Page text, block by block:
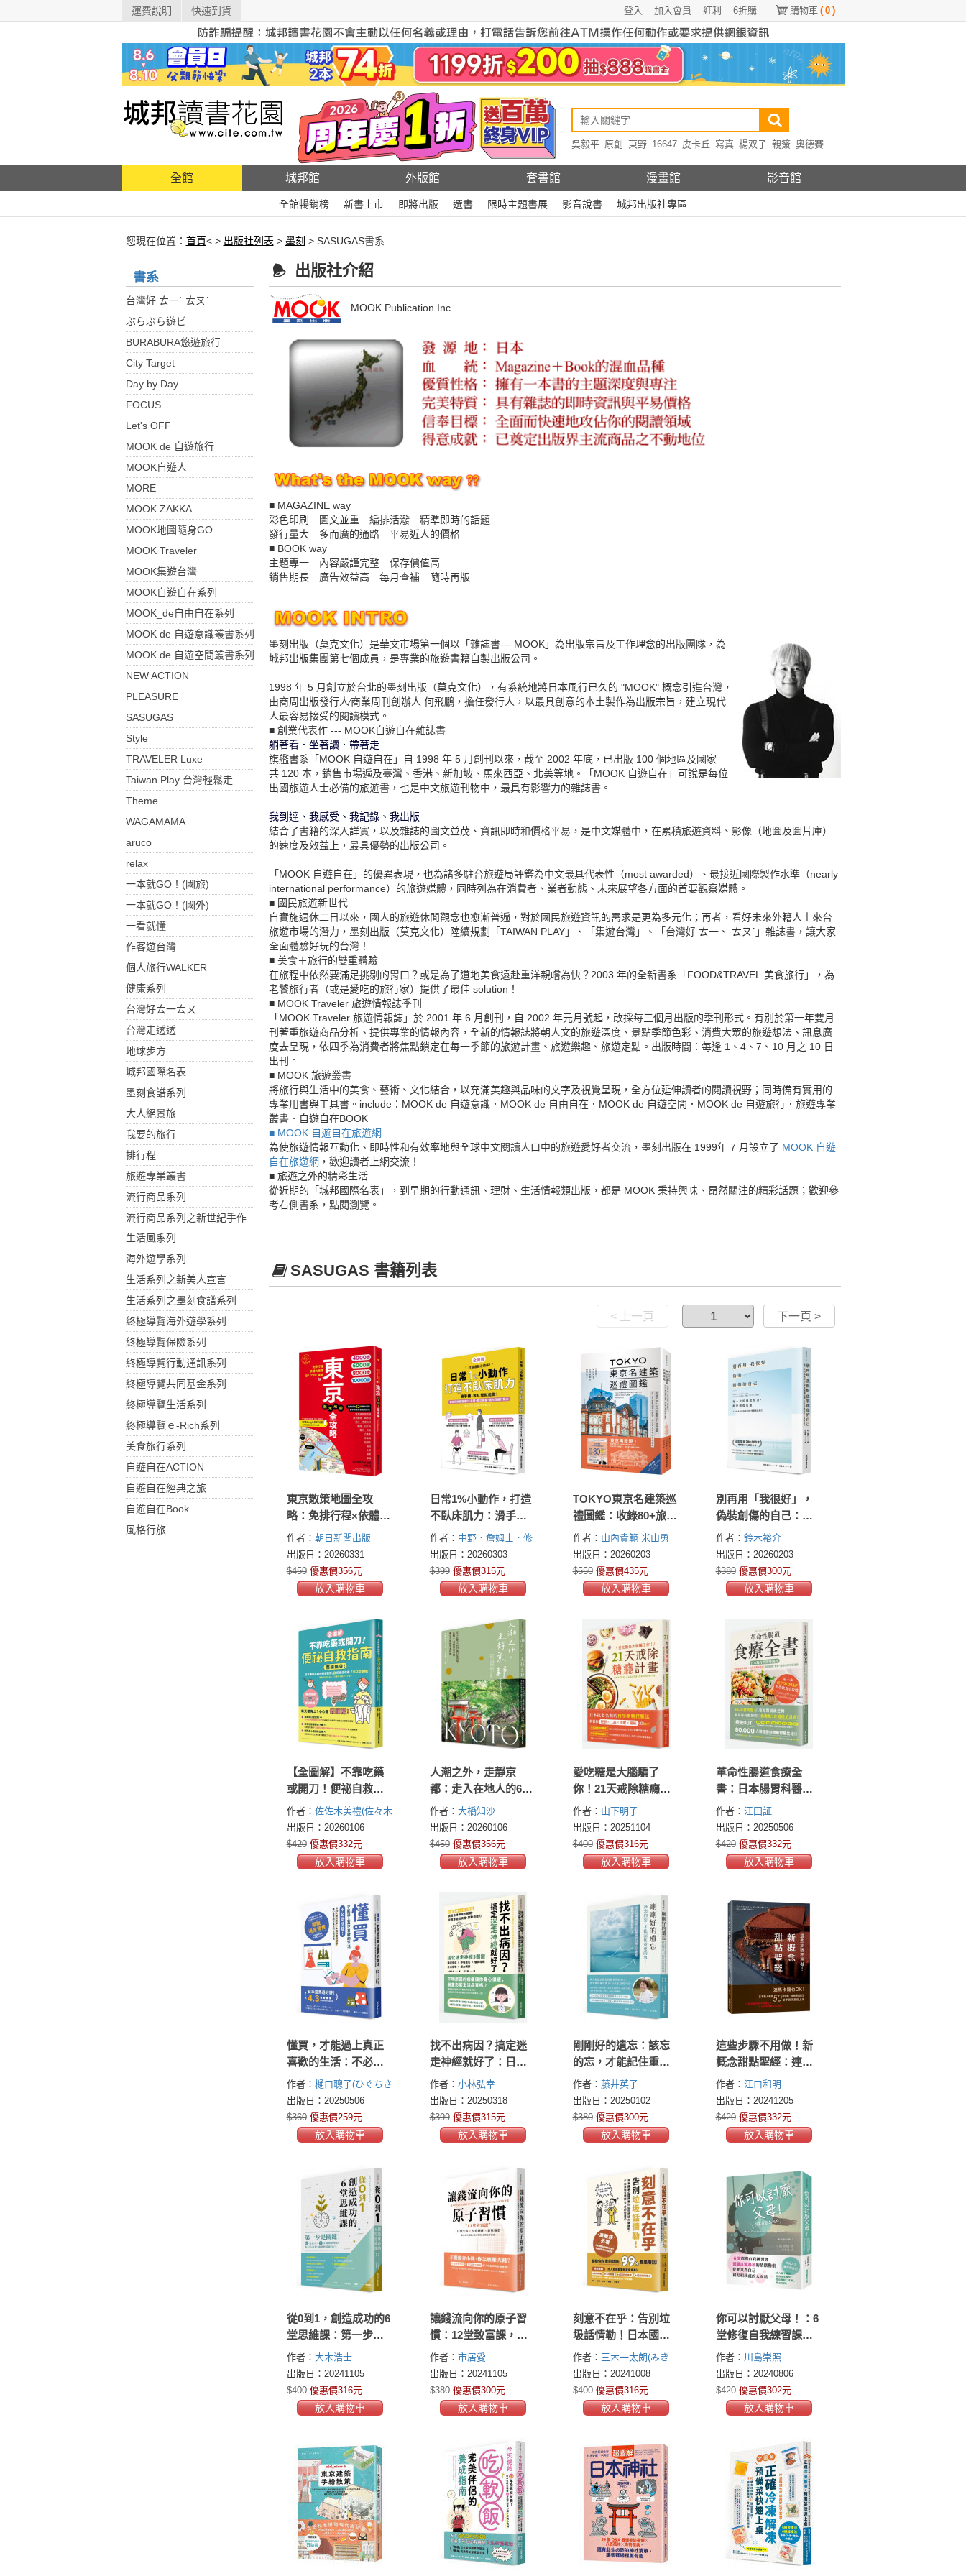
運費說明 快速到貨 購物車 ( 0 )
6折購
紅利
加入會員
登入
吳毅平 原創 東野 16647 皮卡丘 寫真 楊双子 親簽 奧德賽
全館 城邦館 外版館 套書館 漫畫館 影音館
全館暢銷榜 新書上市 即將出版 選書 限時主題書展 影音說書 城邦出版社專區
您現在位置： 首頁< > 出版社列表 > 墨刻 > SASUGAS書系
書系
台灣好 ㄊㄧˋ ㄊㄡˊ
ぶらぶら遊ビ
BURABURA悠遊旅行
City Target
Day by Day
FOCUS
Let's OFF
MOOK de 自遊旅行
MOOK自遊人
MORE
MOOK ZAKKA
MOOK地圖隨身GO
MOOK Traveler
MOOK集遊台灣
MOOK自遊自在系列
MOOK_de自由自在系列
MOOK de 自遊意識叢書系列
MOOK de 自遊空間叢書系列
NEW ACTION
PLEASURE
SASUGAS
Style
TRAVELER Luxe
Taiwan Play 台灣輕鬆走
Theme
WAGAMAMA
aruco
relax
一本就GO！(國旅)
一本就GO！(國外)
一看就懂
作客遊台灣
個人旅行WALKER
健康系列
台灣好ㄊ一ㄊㄡ
台灣走透透
地球步方
城邦國際名表
墨刻食譜系列
大人絕景旅
我要的旅行
排行程
旅遊專業叢書
流行商品系列
流行商品系列之新世紀手作
生活風系列
海外遊學系列
生活系列之新美人宣言
生活系列之墨刻食譜系列
終極導覽海外遊學系列
終極導覽保險系列
終極導覽行動通訊系列
終極導覽共同基金系列
終極導覽生活系列
終極導覽ｅ-Rich系列
美食旅行系列
自遊自在ACTION
自遊自在經典之旅
自遊自在Book
風格行旅
出版社介紹
MOOK Publication Inc.
■ MAGAZINE way
彩色印刷 圖文並重 編排活潑 精準即時的話題
發行量大 多而廣的通路 平易近人的價格
■ BOOK way
主題專一 內容嚴謹完整 保存價值高
銷售期長 廣告效益高 每月查補 隨時再版
墨刻出版（莫克文化）是華文市場第一個以「雜誌書--- MOOK」為出版宗旨及工作理念的出版團隊，為
城邦出版集團第七個成員，是專業的旅遊書籍自製出版公司。
1998 年 5 月創立於台北的墨刻出版（莫克文化），有系統地將日本風行已久的 "MOOK" 概念引進台灣，
由商周出版發行人∕商業周刊創辦人 何飛鵬，擔任發行人，以最具創意的本土製作為出版宗旨，建立現代
人最容易接受的閱讀模式。
■ 創業代表作 --- MOOK自遊自在雜誌書
躺著看．坐著讀．帶著走
旗艦書系「MOOK 自遊自在」自 1998 年 5 月創刊以來，截至 2002 年底，已出版 100 個地區及國家
共 120 本，銷售市場遍及臺灣、香港、新加坡、馬來西亞、北美等地。「MOOK 自遊自在」可說是每位
出國旅遊人士必備的旅遊書，也是中文旅遊刊物中，最具有影響力的雜誌書。
我到達、我感受、我記錄、我出版
結合了書籍的深入詳實，以及雜誌的圖文並茂、資訊即時和價格平易，是中文媒體中，在累積旅遊資料、影像（地圖及圖片庫）
的速度及效益上，最具優勢的出版公司。
「MOOK 自遊自在」的優異表現，也為諸多駐台旅遊局評鑑為中文最具代表性（most awarded）、最接近國際製作水準（nearly
international performance）的旅遊媒體，同時列為在消費者、業者動態、未來展望各方面的首要觀察媒體。
■ 國民旅遊新世代
自實施週休二日以來，國人的旅遊休閒觀念也愈漸普遍，對於國民旅遊資訊的需求是更為多元化；再者，看好未來外籍人士來台
旅遊市場的潛力，墨刻出版（莫克文化）陸續規劃「TAIWAN PLAY」、「集遊台灣」、「台灣好 ㄊ一、 ㄊㄡˊ」雜誌書，讓大家
全面體驗好玩的台灣！
■ 美食＋旅行的雙重體驗
在旅程中依然要滿足挑剔的胃口？或是為了道地美食遠赴重洋親嚐為快？2003 年的全新書系「FOOD&TRAVEL 美食旅行」，為
老饕旅行者（或是愛吃的旅行家）提供了最佳 solution！
■ MOOK Traveler 旅遊情報誌季刊
「MOOK Traveler 旅遊情報誌」於 2001 年 6 月創刊，自 2002 年元月號起，改採每三個月出版的季刊形式。有別於第一年雙月
刊著重旅遊商品分析、提供專業的情報內容，全新的情報誌將朝人文的旅遊深度、景點季節色彩、消費大眾的旅遊想法、訊息廣
度去呈現，依四季為消費者將焦點鎖定在每一季節的旅遊計畫、旅遊樂趣、旅遊定點。出版時間：每逢 1、4、7、10 月之 10 日
出刊。
■ MOOK 旅遊叢書
將旅行與生活中的美食、藝術、文化結合，以充滿美趣與品味的文字及視覺呈現，全方位延伸讀者的閱讀視野；同時備有實用的
專業用書與工具書。include：MOOK de 自遊意識．MOOK de 自由自在．MOOK de 自遊空間．MOOK de 自遊旅行．旅遊專業
叢書．自遊自在BOOK
■ MOOK 自遊自在旅遊網
為使旅遊情報互動化、即時性和有效率地與全球中文閱讀人口中的旅遊愛好者交流，墨刻出版在 1999年 7 月設立了 MOOK 自遊
自在旅遊網 ，歡迎讀者上網交流！
■ 旅遊之外的精彩生活
從近期的「城邦國際名表」，到早期的行動通訊、理財、生活情報類出版，都是 MOOK 秉持興味、昂然關注的精彩話題；歡迎參
考右側書系，點閱瀏覽。
SASUGAS 書籍列表
< 上一頁 下一頁 >
東京散策地圖全攻
略：免排行程×依體力
選路×QR CODE導
航！剛剛好的32條散
步提案，新手和長輩
都能輕鬆玩
作者： 朝日新聞出版
出版日：20260331
$450 優惠價356元
放入購物車
日常1%小動作，打造
不臥床肌力：滑手
機、等紅燈就能做！
輕鬆預防膝蓋退化、
失智、肌少骨鬆，邁
向百歲行動力
作者： 中野．詹姆士．修
一(中野ジェームズ修一)
出版日：20260303
$399 優惠價315元
放入購物車
TOKYO東京名建築巡
禮圖鑑：收錄80+旅人
必訪的重要文化財與
國寶，從江戶懷舊到
現代摩登，感受東京
百年的多樣面貌
作者： 山內貴範 米山勇
出版日：20260203
$550 優惠價435元
放入購物車
別再用「我很好」，
偽裝創傷的自己：每
一次的過度努力，都
是創傷反應，人生從
此不再內耗討好，學
習放過自己
作者： 鈴木裕介
出版日：20260203
$380 優惠價300元
放入購物車
【全圖解】不靠吃藥
或開刀！便祕自救指
南：整腸無效！日本
專科名醫的科學對
策，3招根源改善「出
口型便祕」
作者： 佐佐木美禮(佐々木
みのり)
出版日：20260106
$420 優惠價332元
放入購物車
人潮之外，走靜京
都：走入在地人的69
處日常角落，在職
人、老鋪與巷弄間，
獨享古都的溫柔情懷
作者： 大橋知沙
出版日：20260106
$450 優惠價356元
放入購物車
愛吃糖是大腦騙了
你！21天戒除糖癮計
畫：日本抗老名醫的
科學斷糖控醣法，輕
鬆和肥胖×三高×失眠×
癌症說bye
作者： 山下明子
出版日：20251104
$400 優惠價316元
放入購物車
革命性腸道食療全
書：日本腸胃科醫師
親授，用低腹敏飲食
法×68道簡易食譜，遠
離腸躁、便秘、腹瀉
或胃食道逆流
作者： 江田証
出版日：20250506
$420 優惠價332元
放入購物車
懂買，才能過上真正
喜歡的生活：不必斷
捨離！用10大選物哲
學×4階段整理練習，
讓心靈金錢更富足的
生活提案
作者： 樋口聰子(ひぐちさ
とこ)
出版日：20250506
$360 優惠價259元
放入購物車
找不出病因？搞定迷
走神經就好了：日本
名醫5大核心修復，調
整自律神經的關鍵，
從根本擺脫病痛，啟
動自癒力
作者： 小林弘幸
出版日：20250318
$399 優惠價315元
放入購物車
剛剛好的遺忘：該忘
的忘，才能記住重要
的事！來自91歲現役
身心科醫師的71則人
生智慧，讓每天都是
最好的一天
作者： 藤井英子
出版日：20250102
$380 優惠價300元
放入購物車
這些步驟不用做！新
概念甜點聖經：連馬
卡龍也OK！日本職人
親授50款甜點，省略
麻煩技法，新手苦手
都能上手
作者： 江口和明
出版日：20241205
$420 優惠價332元
放入購物車
從0到1，創造成功的6
堂思維課：第一步是
關鍵！43道提示x5步
驟構想筆記，每日小
改變，讓夢想成就自
己
作者： 大木浩士
出版日：20241105
$400 優惠價316元
放入購物車
讓錢流向你的原子習
慣：12堂致富課，日
常生活x投資理財x育
兒養老，教你如何規
劃人生各階段，超輕
鬆存錢術
作者： 市居愛
出版日：20241105
$380 優惠價300元
放入購物車
刻意不在乎：告別垃
圾話情勒！日本國家
心理師教你如何透過
大腦機制，不在意閒
言閒語，不必虧待自
己
作者： 三木一太朗(みき
いちたろう)
出版日：20241008
$400 優惠價316元
放入購物車
你可以討厭父母！：6
堂修復自我練習課，
遠離以愛為名的情緒
勒索，從此只為自己
和互相珍視的人而活
作者： 川島崇照
出版日：20240806
$420 優惠價302元
放入購物車